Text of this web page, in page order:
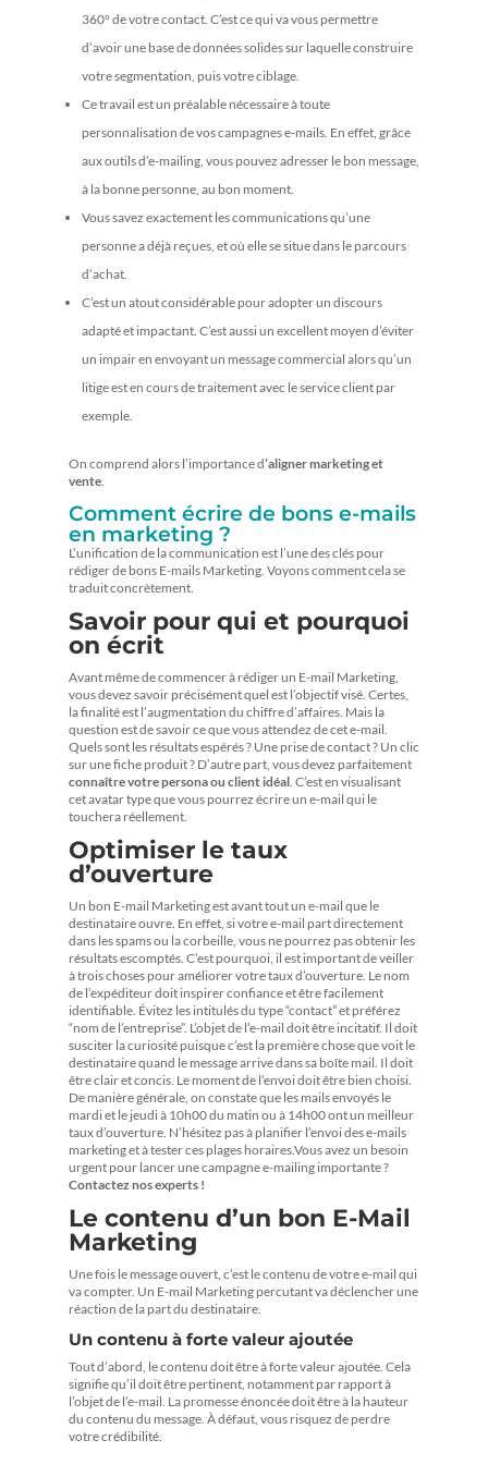
360° de votre contact. C’est ce qui va vous permettre
d’avoir une base de données solides sur laquelle construire
votre segmentation, puis votre ciblage.
Ce travail est un préalable nécessaire à toute
personnalisation de vos campagnes e-mails. En effet, grâce
aux outils d’e-mailing, vous pouvez adresser le bon message,
à la bonne personne, au bon moment.
Vous savez exactement les communications qu’une
personne a déjà reçues, et où elle se situe dans le parcours
d’achat.
C’est un atout considérable pour adopter un discours
adapté et impactant. C’est aussi un excellent moyen d’éviter
un impair en envoyant un message commercial alors qu’un
litige est en cours de traitement avec le service client par
exemple.
On comprend alors l’importance d’aligner marketing et
vente.
Comment écrire de bons e-mails
en marketing ?
L’unification de la communication est l’une des clés pour
rédiger de bons E-mails Marketing. Voyons comment cela se
traduit concrètement.
Savoir pour qui et pourquoi
on écrit
Avant même de commencer à rédiger un E-mail Marketing,
vous devez savoir précisément quel est l’objectif visé. Certes,
la finalité est l’augmentation du chiffre d’affaires. Mais la
question est de savoir ce que vous attendez de cet e-mail.
Quels sont les résultats espérés ? Une prise de contact ? Un clic
sur une fiche produit ? D’autre part, vous devez parfaitement
connaître votre persona ou client idéal. C’est en visualisant
cet avatar type que vous pourrez écrire un e-mail qui le
touchera réellement.
Optimiser le taux
d’ouverture
Un bon E-mail Marketing est avant tout un e-mail que le
destinataire ouvre. En effet, si votre e-mail part directement
dans les spams ou la corbeille, vous ne pourrez pas obtenir les
résultats escomptés. C’est pourquoi, il est important de veiller
à trois choses pour améliorer votre taux d’ouverture. Le nom
de l’expéditeur doit inspirer confiance et être facilement
identifiable. Évitez les intitulés du type “contact” et préférez
“nom de l’entreprise”. L’objet de l’e-mail doit être incitatif. Il doit
susciter la curiosité puisque c’est la première chose que voit le
destinataire quand le message arrive dans sa boîte mail. Il doit
être clair et concis. Le moment de l’envoi doit être bien choisi.
De manière générale, on constate que les mails envoyés le
mardi et le jeudi à 10h00 du matin ou à 14h00 ont un meilleur
taux d’ouverture. N’hésitez pas à planifier l’envoi des e-mails
marketing et à tester ces plages horaires.Vous avez un besoin
urgent pour lancer une campagne e-mailing importante ?
Contactez nos experts !
Le contenu d’un bon E-Mail
Marketing
Une fois le message ouvert, c’est le contenu de votre e-mail qui
va compter. Un E-mail Marketing percutant va déclencher une
réaction de la part du destinataire.
Un contenu à forte valeur ajoutée
Tout d’abord, le contenu doit être à forte valeur ajoutée. Cela
signifie qu’il doit être pertinent, notamment par rapport à
l’objet de l’e-mail. La promesse énoncée doit être à la hauteur
du contenu du message. À défaut, vous risquez de perdre
votre crédibilité.